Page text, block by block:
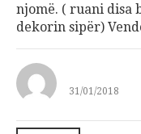
njomë. ( ruani disa
dekorin sipër)
31/01/2018